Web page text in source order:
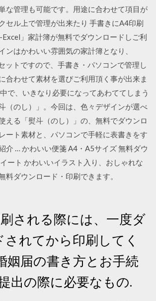
な管理も可能です。用途に合わせて項目が
セル上で管理が出来たり 手書きにA4印刷
」家計簿が無料でダウンロードしご利
ンはかわいい雰囲気の家計簿となり、
ットですので、手書き・パソコンで管理し
合わせて素材を選びご利用頂く事が出来ま
で、いきなり必要になってあわててしまう
（のし）」。今回は、色々デザインが選べ
える「熨斗（のし）」の、無料でダウンロ
ート素材と、パソコンで手軽に表書きをす
介 … かわいい便箋 A4・A5サイズ 無料ダウ
ート かわいいイラスト入り、おしゃれな
料ダウンロード・印刷できます。
される際には、一度ダ
されてから印刷してく
姻届の書き方とお手続
出の際に必要なもの.